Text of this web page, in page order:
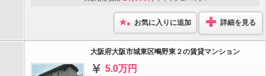
お気に入りに追加 詳細を見る
大阪府大阪市城東区鴫野東２の賃貸マンション
5.0万円